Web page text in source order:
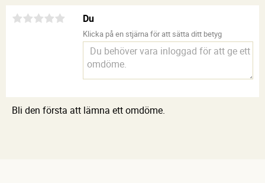
Du
Klicka på en stjärna för att sätta ditt betyg
Bli den första att lämna ett omdöme.